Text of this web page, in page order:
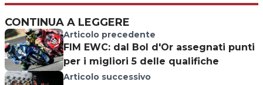
CONTINUA A LEGGERE
Articolo precedente
FIM EWC: dal Bol d'Or assegnati punti
per i migliori 5 delle qualifiche
Articolo successivo